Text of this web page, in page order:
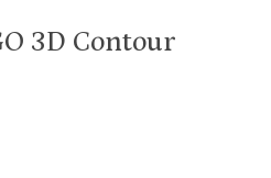
3D Contour